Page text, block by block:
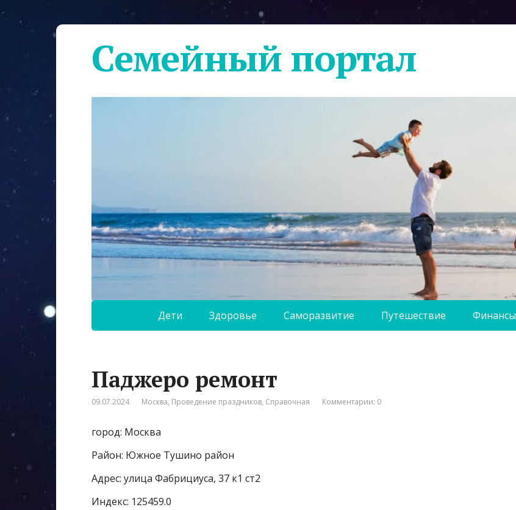
Семейный портал
Дети Здоровье Саморазвитие Путешествие Финансы
Паджеро ремонт
09.07.2024 Москва, Проведение праздников, Справочная Комментарии: 0
город: Москва
Район: Южное Тушино район
Адрес: улица Фабрициуса, 37 к1 ст2
Индекс: 125459.0